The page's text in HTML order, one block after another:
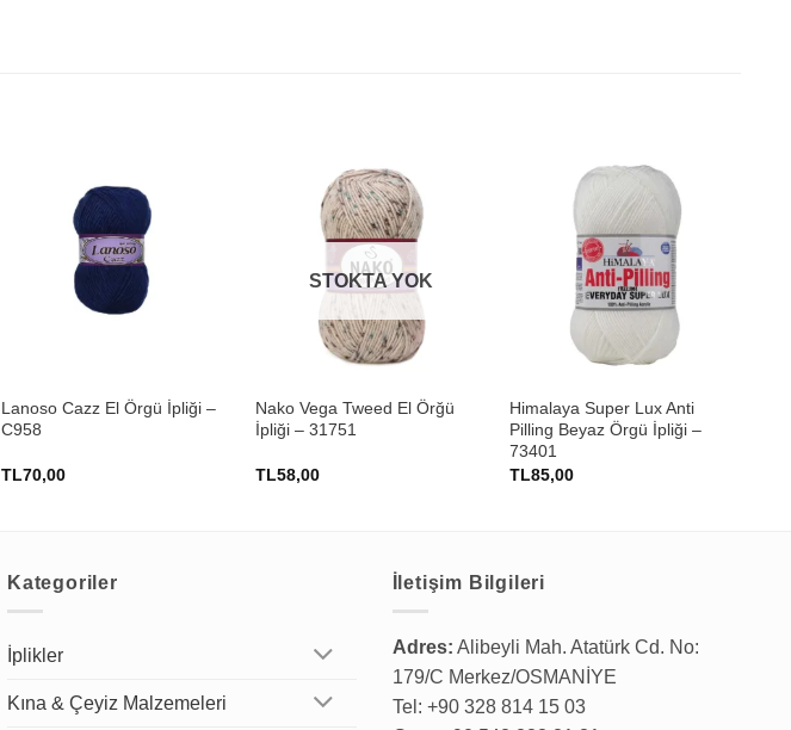
Lanoso Cazz El Örgü İpliği –
C958
TL70,00
STOKTA YOK
Nako Vega Tweed El Örğü
İpliği – 31751
TL58,00
Himalaya Super Lux Anti
Pilling Beyaz Örgü İpliği –
73401
TL85,00
Kategoriler
İplikler
Kına & Çeyiz Malzemeleri
İletişim Bilgileri
Adres: Alibeyli Mah. Atatürk Cd. No:
179/C Merkez/OSMANİYE
Tel: +90 328 814 15 03